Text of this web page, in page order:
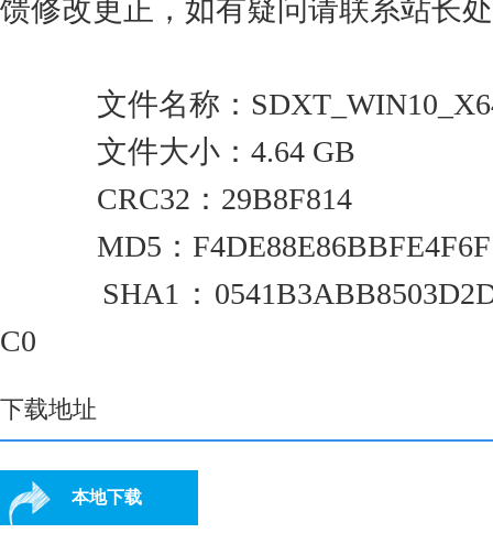
馈修改更正，如有疑问请联系站长
文件名称：
文件大小：4.64 GB
CRC32：29B8F814
MD5：
SHA1：
C0
下载地址
本地下载